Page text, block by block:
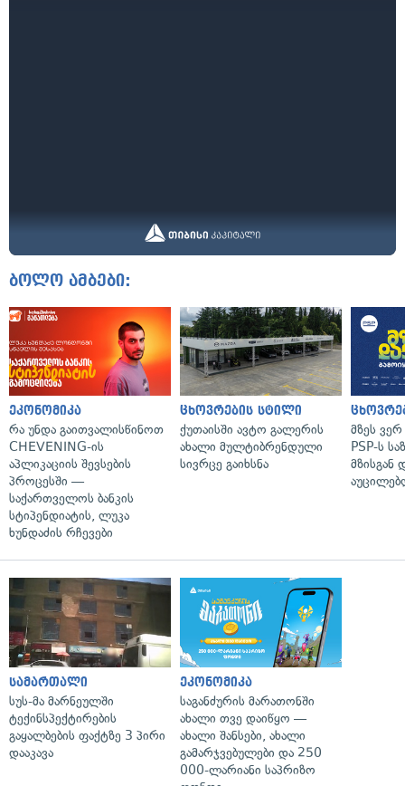
ბოლო ამბები:
ეკონომიკა
რა უნდა გაითვალისწინოთ
CHEVENING-ის
აპლიკაციის შევსების
პროცესში —
საქართველოს ბანკის
სტიპენდიატის, ლუკა
ხუნდაძის რჩევები
ცხოვრების სტილი
ქუთაისში ავტო გალერის
ახალი მულტიბრენდული
სივრცე გაიხსნა
მზეს
PSP-ს
მზისგან
სამართალი
სუს-მა მარნეულში
ტექინსპექტირების
გაყალბების ფაქტზე 3 პირი
დააკავა
ეკონომიკა
საგანძურის მარათონში
ახალი თვე დაიწყო —
ახალი შანსები, ახალი
გამარჯვებულები და 250
000-ლარიანი საპრიზო